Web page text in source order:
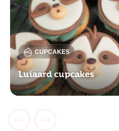
CUPCAKES
Luiaard cupcakes